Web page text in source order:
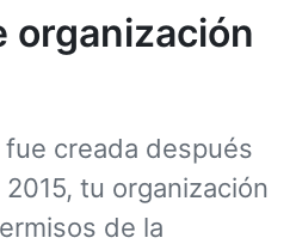
organización
creada después
tu organización
de la